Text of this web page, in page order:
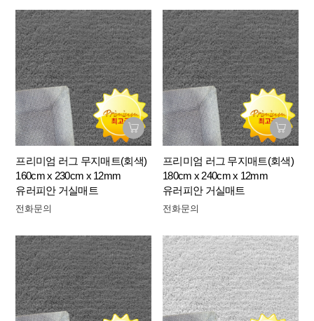
프리미엄 러그 무지매트(회색)
160cm x 230cm x 12mm
유러피안 거실매트
전화문의
프리미엄 러그 무지매트(회색)
180cm x 240cm x 12mm
유러피안 거실매트
전화문의